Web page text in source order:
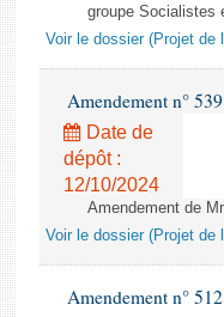
groupe Socialistes
Voir le dossier (Projet de
Amendement n°
Date de
dépôt :
12/10/2024
Amendement de
Voir le dossier (Projet de
Amendement n°